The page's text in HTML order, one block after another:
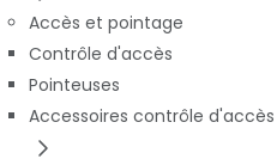
Accès et pointage
Contrôle d'accès
Pointeuses
Accessoires contrôle d'accès